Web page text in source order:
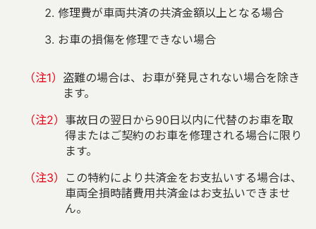
修理費が車両共済の共済金額以上となる場合
お車の損傷を修理できない場合
（注1） 盗難の場合は、お車が発見されない場合を除き
ます。
（注2） 事故日の翌日から90日以内に代替のお車を取
得またはご契約のお車を修理される場合に限り
ます。
（注3）
この特約により共済金をお支払いする場合は、
車両全損時諸費用共済金はお支払いできませ
ん。